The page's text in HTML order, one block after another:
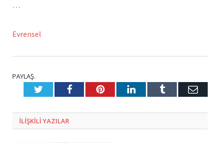
…
Evrensel
PAYLAŞ.
TwitterFacebookPinterestLinkedInTumblr E-
ILIŞKILI YAZILAR